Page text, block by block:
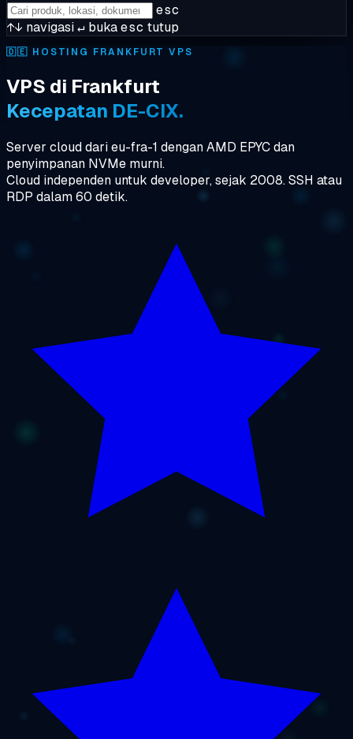
esc
↑↓ navigasi↵ bukaesc tutup
🇩🇪 HOSTING FRANKFURT VPS
VPS di Frankfurt
Kecepatan DE-CIX.
Server cloud dari eu-fra-1 dengan AMD EPYC dan
penyimpanan NVMe murni.
Cloud independen untuk developer, sejak 2008. SSH atau
RDP dalam 60 detik.